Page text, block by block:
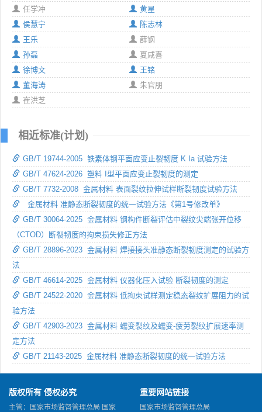
任学冲
黄星
侯慧宁
陈志林
王乐
薛钢
孙磊
夏咸喜
徐博文
王铭
董海涛
朱官朋
崔洪芝
相近标准(计划)
GB/T 19744-2005 铁素体钢平面应变止裂韧度 K Ia 试验方法
GB/T 47624-2026 塑料 I型平面应变止裂韧度的测定
GB/T 7732-2008 金属材料 表面裂纹拉伸试样断裂韧度试验方法
金属材料 准静态断裂韧度的统一试验方法《第1号修改单》
GB/T 30064-2025 金属材料 钢构件断裂评估中裂纹尖端张开位移
（CTOD）断裂韧度的拘束损失修正方法
GB/T 28896-2023 金属材料 焊接接头准静态断裂韧度测定的试验方
法
GB/T 46614-2025 金属材料 仪器化压入试验 断裂韧度的测定
GB/T 24522-2020 金属材料 低拘束试样测定稳态裂纹扩展阻力的试
验方法
GB/T 42903-2023 金属材料 蠕变裂纹及蠕变-疲劳裂纹扩展速率测
定方法
GB/T 21143-2025 金属材料 准静态断裂韧度的统一试验方法
版权所有 侵权必究
主管：国家市场监督管理总局 国家
重要网站链接
国家市场监督管理总局